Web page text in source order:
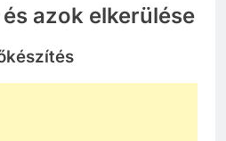
azok elkerülése